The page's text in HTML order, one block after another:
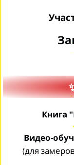
Книга
Видео-
(для